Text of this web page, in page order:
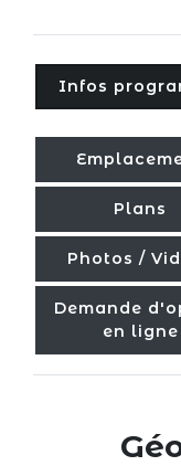
Infos
Plans
Photos /
Demande
en ligne